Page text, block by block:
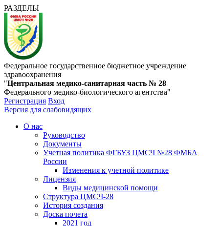
РАЗДЕЛЫ
Федеральное государственное бюджетное учреждение
здравоохранения
"Центральная медико-санитарная часть № 28
Федерального медико-биологического агентства"
Регистрация Вход
Версия для слабовидящих
О нас
Руководство
Документы
Учетная политика ФГБУЗ ЦМСЧ №28 ФМБА
России
Изменения к учетной политике
Лицензия
Виды медицинской помощи
Структура ЦМСЧ-28
История создания
Доска почета
2021 год